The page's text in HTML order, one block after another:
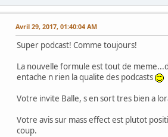
Avril 29, 2017, 01:40:04 AM
Super podcast! Comme toujours!
La nouvelle formule est tout de
entache n rien la qualite des podcasts
Votre invite Balle, s en sort tres bien a
Votre avis sur mass effect est plutot
coup.